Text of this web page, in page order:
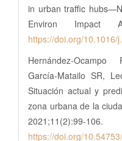
in urban traffic
Environ Impact
https://doi.org/10.1016/
Hernández-
García-Matailo SR,
Situación actual y
zona urbana de la
2021;11(2):99-106.
https://doi.org/